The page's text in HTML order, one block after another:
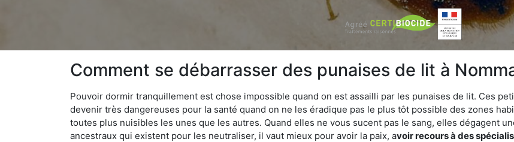
Comment se débarrasser des punaises de lit à
Pouvoir dormir tranquillement est chose impossible quand on est assailli par les punaises de lit. Ces
devenir très dangereuses pour la santé quand on ne les éradique pas le plus tôt possible des zones
toutes plus nuisibles les unes que les autres. Quand elles ne vous sucent pas le sang, elles dégagent
ancestraux qui existent pour les neutraliser, il vaut mieux pour avoir la paix, avoir recours à des